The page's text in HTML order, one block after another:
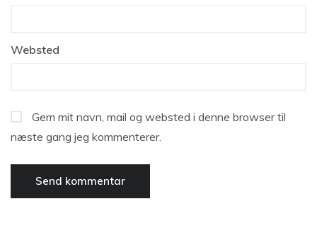
Websted
Gem mit navn, mail og websted i denne browser til
næste gang jeg kommenterer.